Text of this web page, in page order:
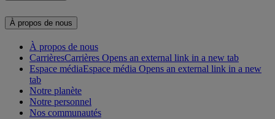
À propos de nous
À propos de nous
CarrièresCarrières Opens an external link in a new tab
Espace médiaEspace média Opens an external link in a new
tab
Notre planète
Notre personnel
Nos communautés